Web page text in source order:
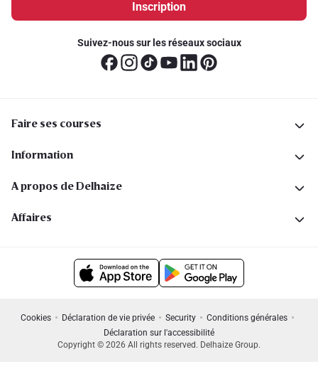
Inscription
Suivez-nous sur les réseaux sociaux
Faire ses courses
Information
A propos de Delhaize
Affaires
Cookies Déclaration de vie privée Security
Conditions générales
Déclaration sur l'accessibilité
Copyright © 2026 All rights reserved. Delhaize Group.